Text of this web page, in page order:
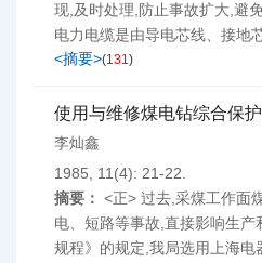
现,及时处理,防止事故扩大,避
电力电缆是由导电芯线、接地芯
<摘要>(131)
使用与维修煤电钻综合保
李灿鑫
1985, 11(4): 21-22.
摘要： <正> 过去,采煤工作面
电、短路等事故,直接影响生产
规程》的规定,我局选用上海